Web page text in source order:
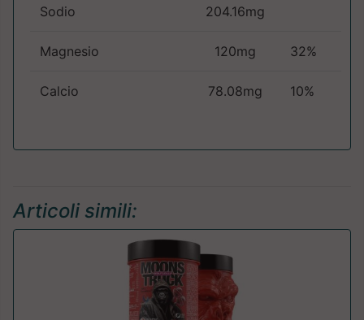
Sodio 204.16mg
Magnesio 120mg 32%
Calcio 78.08mg 10%
Articoli simili: